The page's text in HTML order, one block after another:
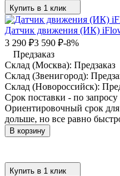
Купить в 1 клик
Датчик движения (ИК)
3 290 ₽3 590 ₽-8%
Предзаказ
Склад (Москва): Предзаказ
Склад (Звенигород):
Склад (Новороссийск):
Срок поставки - по запросу
Ориентировочный срок
дольше, но все равно
В корзину
Купить в 1 клик